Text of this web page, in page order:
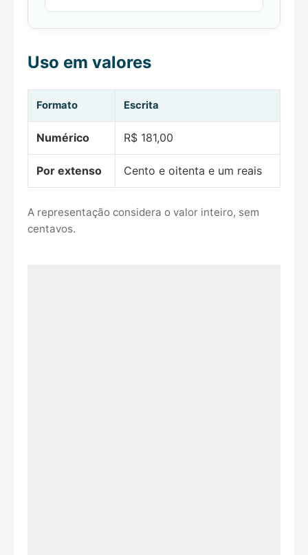
Uso em valores
Formato Escrita
Numérico R$ 181,00
Por extenso Cento e oitenta e um reais
A representação considera o valor inteiro, sem
centavos.